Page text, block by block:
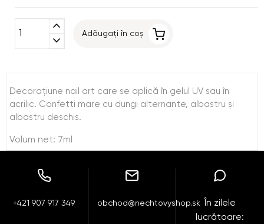
expand_less
expand_more
Adăugați în coș
Decoraţiune nail art care se aplică în gelul UV sau în
acrilic. Confetti mare cu dungi alternante, albastru şi
albastru deschis.
Volum net: 7ml
+421 907 917 349 obchod@nechtovyshop.sk
În zilele
lucrătoare: